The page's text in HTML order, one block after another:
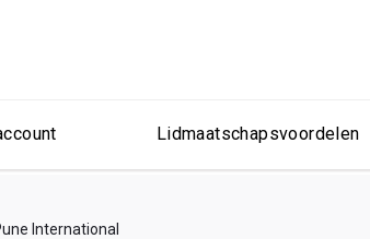
Lidmaatschapsvoordelen
International